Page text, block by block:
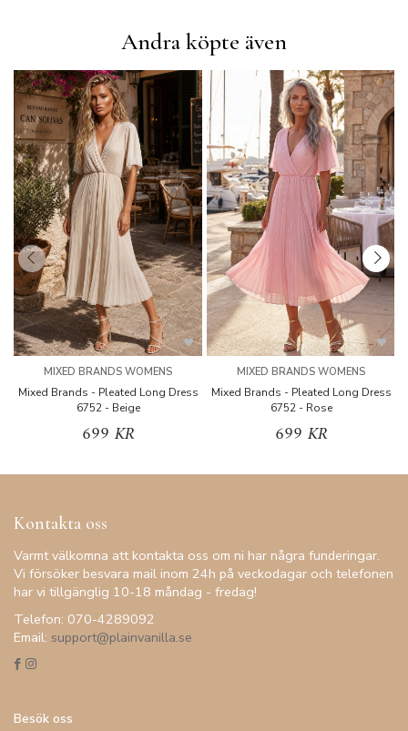
Andra köpte även
MIXED BRANDS WOMENS
Mixed Brands - Pleated Long Dress
6752 - Beige
699 KR
MIXED BRANDS WOMENS
Mixed Brands - Pleated Long Dress
6752 - Rose
699 KR
Kontakta oss
Varmt välkomna att kontakta oss om ni har några funderingar.
Vi försöker besvara mail inom 24h på veckodagar och telefonen
har vi tillgänglig 10-18 måndag - fredag!
Telefon: 070-4289092
Email: support@plainvanilla.se
Besök oss